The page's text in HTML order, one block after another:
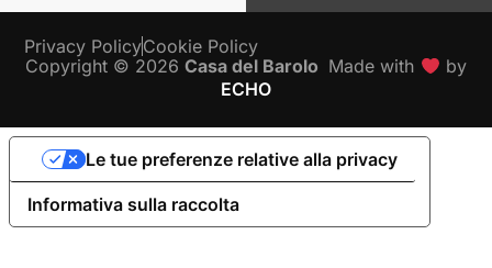
Copyright © 2026Casa del Barolo Made with
by
ECHO
Privacy PolicyCookie Policy
Informativa sulla raccolta
Le tue preferenze relative alla privacy